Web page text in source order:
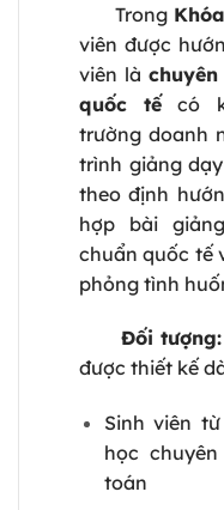
Trong
viên được
viên là
quốc tếcó
trường doanh
trình giảng
theo định
hợp bài
chuẩn quốc tế
phỏng tình
Đối tượng:
được thiết kế
Sinh viên
học
toán